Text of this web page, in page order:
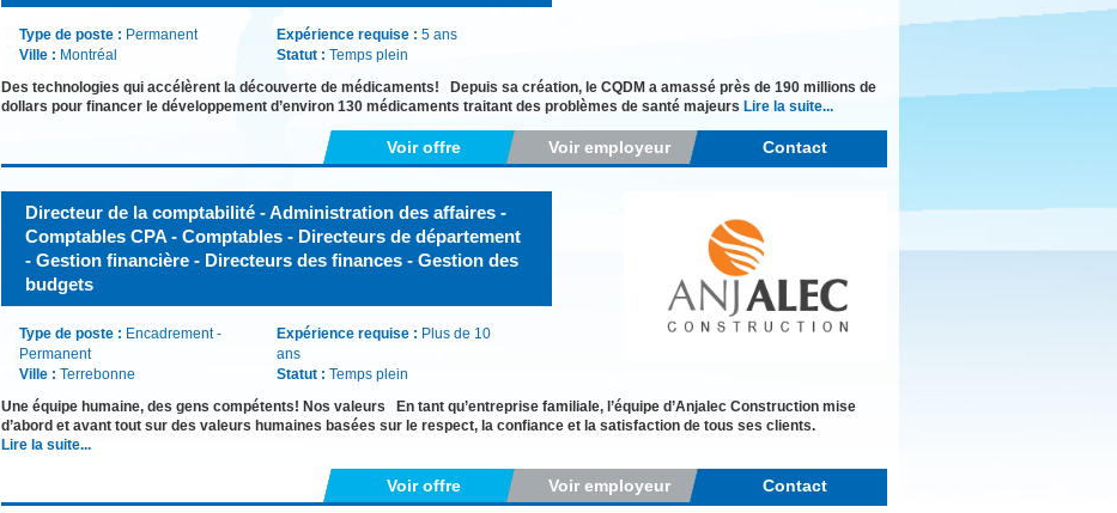
Type de poste : Permanent
Ville : Montréal
Expérience requise : 5 ans
Statut : Temps plein
Des technologies qui accélèrent la découverte de médicaments! Depuis sa création, le CQDM a amassé près de 190 millions de
dollars pour financer le développement d’environ 130 médicaments traitant des problèmes de santé majeurs Lire la suite...
Voir offre Voir employeur Contact
Directeur de la comptabilité - Administration des affaires -
Comptables CPA - Comptables - Directeurs de département
- Gestion financière - Directeurs des finances - Gestion des
budgets
Type de poste : Encadrement -
Permanent
Ville : Terrebonne
Expérience requise : Plus de 10
ans
Statut : Temps plein
Une équipe humaine, des gens compétents! Nos valeurs En tant qu’entreprise familiale, l’équipe d’Anjalec Construction mise
d’abord et avant tout sur des valeurs humaines basées sur le respect, la confiance et la satisfaction de tous ses clients.
Lire la suite...
Voir offre Voir employeur Contact